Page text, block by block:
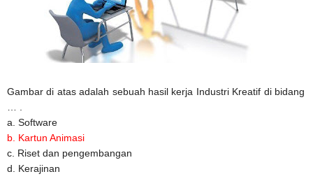
Gambar di atas adalah sebuah hasil kerja Industri Kreatif di bidang
a. Software
b. Kartun Animasi
c. Riset dan pengembangan
d. Kerajinan